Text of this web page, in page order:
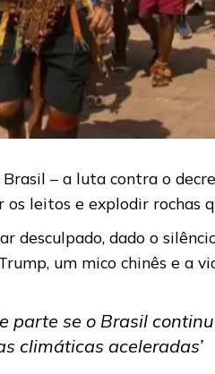
– a luta contra o
leitos e explodir rochas
dado o
um mico chinês e a
parte se o Brasil
climáticas aceleradas’